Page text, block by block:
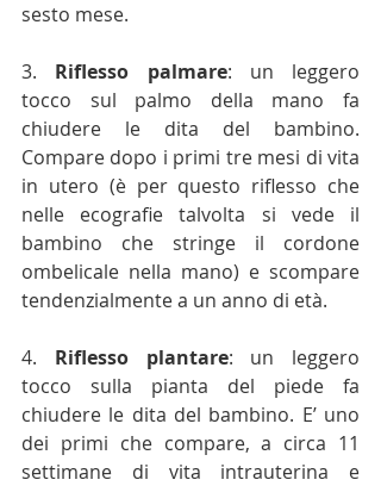
sesto mese.
3. Riflesso palmare: un leggero
tocco sul palmo della mano fa
chiudere le dita del bambino.
Compare dopo i primi tre mesi di vita
in utero (è per questo riflesso che
nelle ecografie talvolta si vede il
bambino che stringe il cordone
ombelicale nella mano) e scompare
tendenzialmente a un anno di età.
4. Riflesso plantare: un leggero
tocco sulla pianta del piede fa
chiudere le dita del bambino. E’ uno
dei primi che compare, a circa 11
settimane di vita intrauterina e